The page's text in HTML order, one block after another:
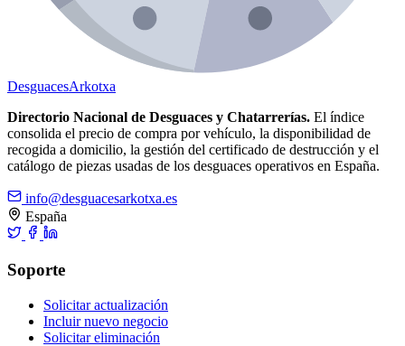
DesguacesArkotxa
Directorio Nacional de Desguaces y Chatarrerías. El índice
consolida el precio de compra por vehículo, la disponibilidad de
recogida a domicilio, la gestión del certificado de destrucción y el
catálogo de piezas usadas de los desguaces operativos en España.
info@desguacesarkotxa.es
España
Soporte
Solicitar actualización
Incluir nuevo negocio
Solicitar eliminación